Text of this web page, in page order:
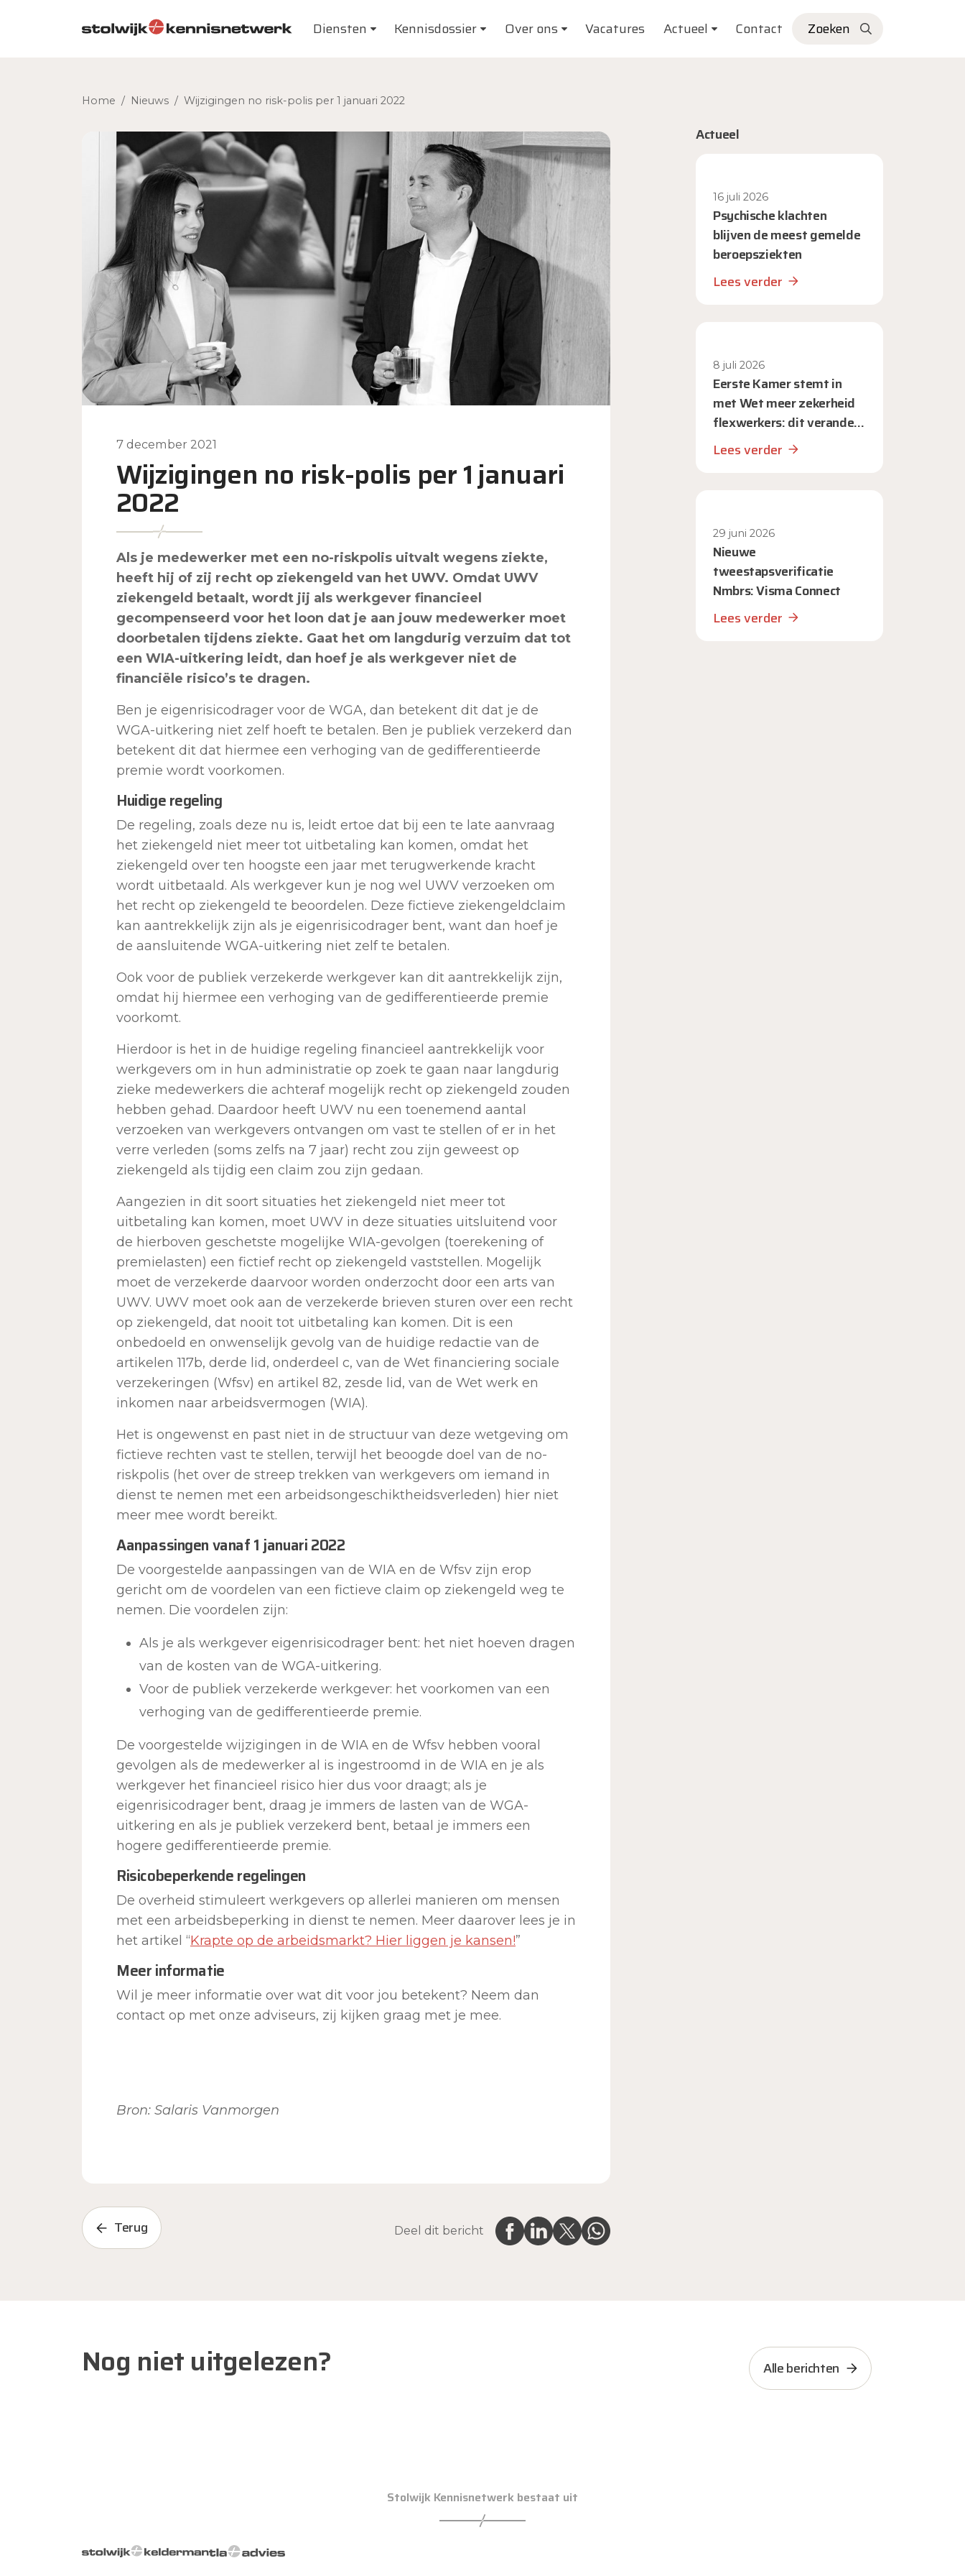
Diensten Kennisdossier Over ons Vacatures Actueel Contact Zoeken
Home / Nieuws / Wijzigingen no risk-polis per 1 januari 2022
7 december 2021
Wijzigingen no risk-polis per 1 januari
2022
Als je medewerker met een no-riskpolis uitvalt wegens ziekte,
heeft hij of zij recht op ziekengeld van het UWV. Omdat UWV
ziekengeld betaalt, wordt jij als werkgever financieel
gecompenseerd voor het loon dat je aan jouw medewerker moet
doorbetalen tijdens ziekte. Gaat het om langdurig verzuim dat tot
een WIA-uitkering leidt, dan hoef je als werkgever niet de
financiële risico’s te dragen.
Ben je eigenrisicodrager voor de WGA, dan betekent dit dat je de
WGA-uitkering niet zelf hoeft te betalen. Ben je publiek verzekerd dan
betekent dit dat hiermee een verhoging van de gedifferentieerde
premie wordt voorkomen.
Huidige regeling
De regeling, zoals deze nu is, leidt ertoe dat bij een te late aanvraag
het ziekengeld niet meer tot uitbetaling kan komen, omdat het
ziekengeld over ten hoogste een jaar met terugwerkende kracht
wordt uitbetaald. Als werkgever kun je nog wel UWV verzoeken om
het recht op ziekengeld te beoordelen. Deze fictieve ziekengeldclaim
kan aantrekkelijk zijn als je eigenrisicodrager bent, want dan hoef je
de aansluitende WGA-uitkering niet zelf te betalen.
Ook voor de publiek verzekerde werkgever kan dit aantrekkelijk zijn,
omdat hij hiermee een verhoging van de gedifferentieerde premie
voorkomt.
Hierdoor is het in de huidige regeling financieel aantrekkelijk voor
werkgevers om in hun administratie op zoek te gaan naar langdurig
zieke medewerkers die achteraf mogelijk recht op ziekengeld zouden
hebben gehad. Daardoor heeft UWV nu een toenemend aantal
verzoeken van werkgevers ontvangen om vast te stellen of er in het
verre verleden (soms zelfs na 7 jaar) recht zou zijn geweest op
ziekengeld als tijdig een claim zou zijn gedaan.
Aangezien in dit soort situaties het ziekengeld niet meer tot
uitbetaling kan komen, moet UWV in deze situaties uitsluitend voor
de hierboven geschetste mogelijke WIA-gevolgen (toerekening of
premielasten) een fictief recht op ziekengeld vaststellen. Mogelijk
moet de verzekerde daarvoor worden onderzocht door een arts van
UWV. UWV moet ook aan de verzekerde brieven sturen over een recht
op ziekengeld, dat nooit tot uitbetaling kan komen. Dit is een
onbedoeld en onwenselijk gevolg van de huidige redactie van de
artikelen 117b, derde lid, onderdeel c, van de Wet financiering sociale
verzekeringen (Wfsv) en artikel 82, zesde lid, van de Wet werk en
inkomen naar arbeidsvermogen (WIA).
Het is ongewenst en past niet in de structuur van deze wetgeving om
fictieve rechten vast te stellen, terwijl het beoogde doel van de no-
riskpolis (het over de streep trekken van werkgevers om iemand in
dienst te nemen met een arbeidsongeschiktheidsverleden) hier niet
meer mee wordt bereikt.
Aanpassingen vanaf 1 januari 2022
De voorgestelde aanpassingen van de WIA en de Wfsv zijn erop
gericht om de voordelen van een fictieve claim op ziekengeld weg te
nemen. Die voordelen zijn:
Als je als werkgever eigenrisicodrager bent: het niet hoeven dragen
van de kosten van de WGA-uitkering.
Voor de publiek verzekerde werkgever: het voorkomen van een
verhoging van de gedifferentieerde premie.
De voorgestelde wijzigingen in de WIA en de Wfsv hebben vooral
gevolgen als de medewerker al is ingestroomd in de WIA en je als
werkgever het financieel risico hier dus voor draagt; als je
eigenrisicodrager bent, draag je immers de lasten van de WGA-
uitkering en als je publiek verzekerd bent, betaal je immers een
hogere gedifferentieerde premie.
Risicobeperkende regelingen
De overheid stimuleert werkgevers op allerlei manieren om mensen
met een arbeidsbeperking in dienst te nemen. Meer daarover lees je in
het artikel “Krapte op de arbeidsmarkt? Hier liggen je kansen!”
Meer informatie
Wil je meer informatie over wat dit voor jou betekent? Neem dan
contact op met onze adviseurs, zij kijken graag met je mee.
Bron: Salaris Vanmorgen
Actueel
16 juli 2026
Psychische klachten
blijven de meest gemelde
beroepsziekten
Lees verder
8 juli 2026
Eerste Kamer stemt in
met Wet meer zekerheid
flexwerkers: dit verandert
er voor werkgevers
Lees verder
29 juni 2026
Nieuwe
tweestapsverificatie
Nmbrs: Visma Connect
Lees verder
Terug Deel dit bericht
Nog niet uitgelezen? Alle berichten
Stolwijk Kennisnetwerk bestaat uit